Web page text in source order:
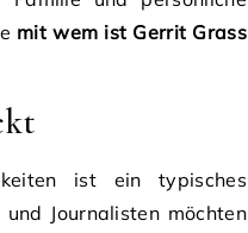
mit wem ist Gerrit Grass
ist ein typisches
Journalisten möchten